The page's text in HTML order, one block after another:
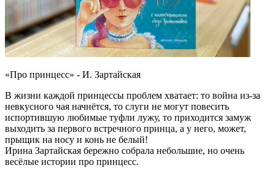
«Про принцесс» - И. Зартайская
В жизни каждой принцессы проблем хватает: то война из-за
невкусного чая начнётся, то слуги не могут повесить
испортившую любимые туфли лужу, то приходится замуж
выходить за первого встречного принца, а у него, может,
прыщик на носу и конь не белый!
Ирина Зартайская бережно собрала небольшие, но очень
весёлые истории про принцесс.